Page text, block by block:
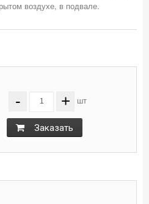
- + шт
Заказать